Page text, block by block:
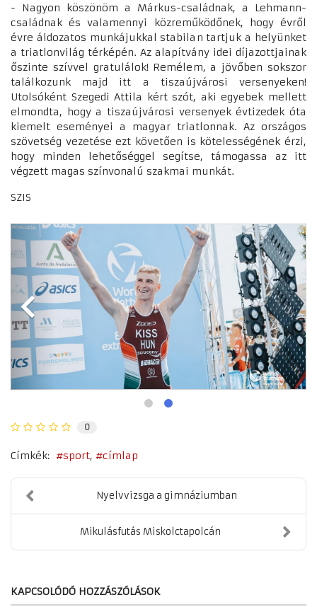
- Nagyon köszönöm a Márkus-családnak, a Lehmann-
családnak és valamennyi közreműködőnek, hogy évről
évre áldozatos munkájukkal stabilan tartjuk a helyünket
a triatlonvilág térképén. Az alapítvány idei díjazottjainak
őszinte szívvel gratulálok! Remélem, a jövőben sokszor
találkozunk majd itt a tiszaújvárosi versenyeken!
Utolsóként Szegedi Attila kért szót, aki egyebek mellett
elmondta, hogy a tiszaújvárosi versenyek évtizedek óta
kiemelt eseményei a magyar triatlonnak. Az országos
szövetség vezetése ezt követően is kötelességének érzi,
hogy minden lehetőséggel segítse, támogassa az itt
végzett magas színvonalú szakmai munkát.
SZIS
0
Címkék: sport címlap
Nyelvvizsga a gimnáziumban
Mikulásfutás Miskolctapolcán
KAPCSOLÓDÓ HOZZÁSZÓLÁSOK